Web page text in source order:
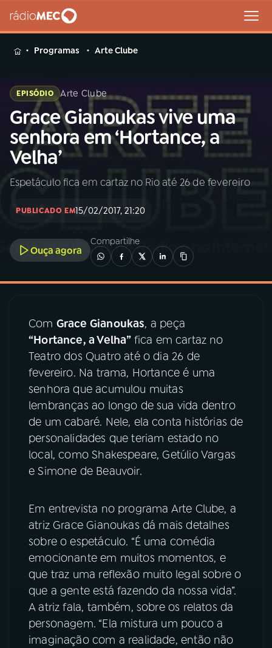
MENU
Buscar
na
Rádio
MEC
Buscar
Início AO VIVO
02A RÁDIO
04PROGRAMAS
06 VIDEOCASTS
07ÚLTIMAS
PRÊMIO RÁDIO MEC
ACOMPANHE A RÁDIO MEC
YouTube Facebook
Instagram X
Programas Arte Clube
EPISÓDIO Arte Clube
Grace Gianoukas vive uma
senhora em ‘Hortance, a
Velha’
Espetáculo fica em cartaz no Rio até 26 de fevereiro
PUBLICADO EM15/02/2017, 21:20
Ouça agora
Compartilhe
Com Grace Gianoukas, a peça
“Hortance, a Velha” fica em cartaz no
Teatro dos Quatro até o dia 26 de
fevereiro. Na trama, Hortance é uma
senhora que acumulou muitas
lembranças ao longo de sua vida dentro
de um cabaré. Nele, ela conta histórias de
personalidades que teriam estado no
local, como Shakespeare, Getúlio Vargas
e Simone de Beauvoir.
Em entrevista no programa Arte Clube, a
atriz Grace Gianoukas dá mais detalhes
sobre o espetáculo. “É uma comédia
emocionante em muitos momentos, e
que traz uma reflexão muito legal sobre o
que a gente está fazendo da nossa vida”.
A atriz fala, também, sobre os relatos da
personagem. “Ela mistura um pouco a
imaginação com a realidade, então não